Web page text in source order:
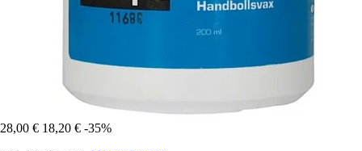
28,00 € 18,20 € -35%